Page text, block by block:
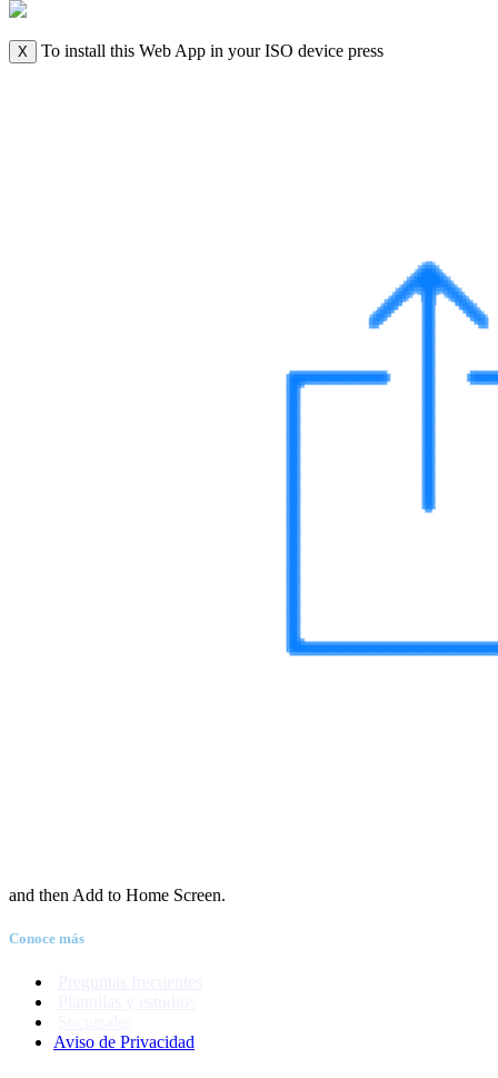
X To install this Web App in your ISO device press
and then Add to Home Screen.
Conoce más
Aviso de Privacidad